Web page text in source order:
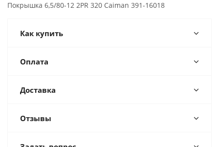
Покрышка 6,5/80-12 2PR 320 Caiman 391-16018
Как купить
Оплата
Доставка
Отзывы